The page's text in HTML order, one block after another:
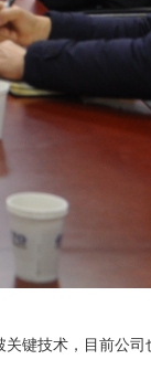
键技术，目前公